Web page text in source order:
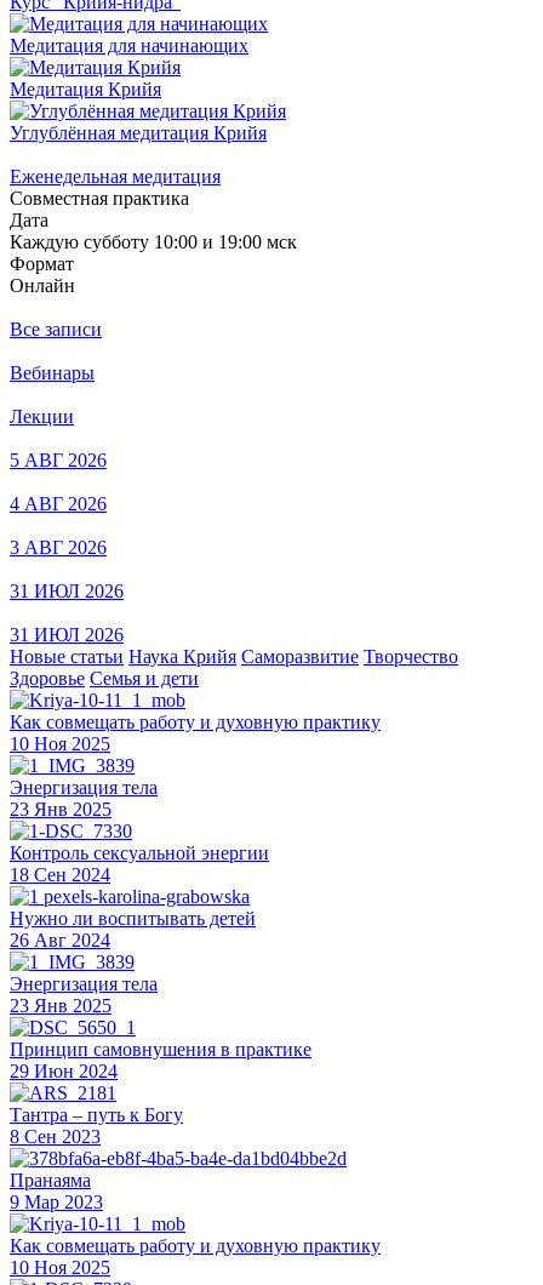
Медитация для начинающих
Медитация Крийя
Углублённая медитация Крийя
Еженедельная медитация
Совместная практика
Дата
Каждую субботу 10:00 и 19:00 мск
Формат
Онлайн
Все записи
Вебинары
Лекции
5 АВГ 2026
4 АВГ 2026
3 АВГ 2026
31 ИЮЛ 2026
31 ИЮЛ 2026
Новые статьи Наука Крийя Саморазвитие Творчество
Здоровье Семья и дети
Как совмещать работу и духовную практику
10 Ноя 2025
Энергизация тела
23 Янв 2025
Контроль сексуальной энергии
18 Сен 2024
Нужно ли воспитывать детей
26 Авг 2024
Энергизация тела
23 Янв 2025
Принцип самовнушения в практике
29 Июн 2024
Тантра – путь к Богу
8 Сен 2023
Пранаяма
9 Мар 2023
Как совмещать работу и духовную практику
10 Ноя 2025